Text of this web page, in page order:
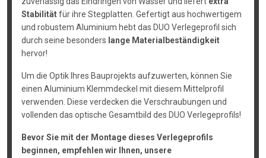
Stabilitätfür ihre Stegplatten. Gefertigt aus hochwertigem
und robustem Aluminium hebt das DUO Verlegeprofil sich
durch seine besonders lange Materialbeständigkeit
hervor!
Um die Optik Ihres Bauprojekts aufzuwerten, können Sie
einen Aluminium Klemmdeckel mit diesem Mittelprofil
verwenden. Diese verdecken die Verschraubungen und
vollenden das optische Gesamtbild des DUO Verlegeprofils!
Bevor Sie mit der Montage dieses Verlegeprofils
beginnen, empfehlen wir Ihnen, unsere